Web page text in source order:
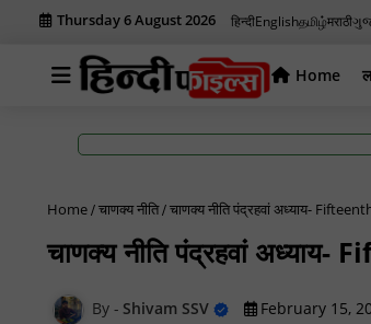
Thursday 6 August 2026 हिन्दीEnglishதமிழ்मराठी
Home
Home चाणक्य नीति चाणक्य नीति पंद्रहवां अध्याय-
चाणक्य नीति पंद्रहवां
Shivam SSV February 15,